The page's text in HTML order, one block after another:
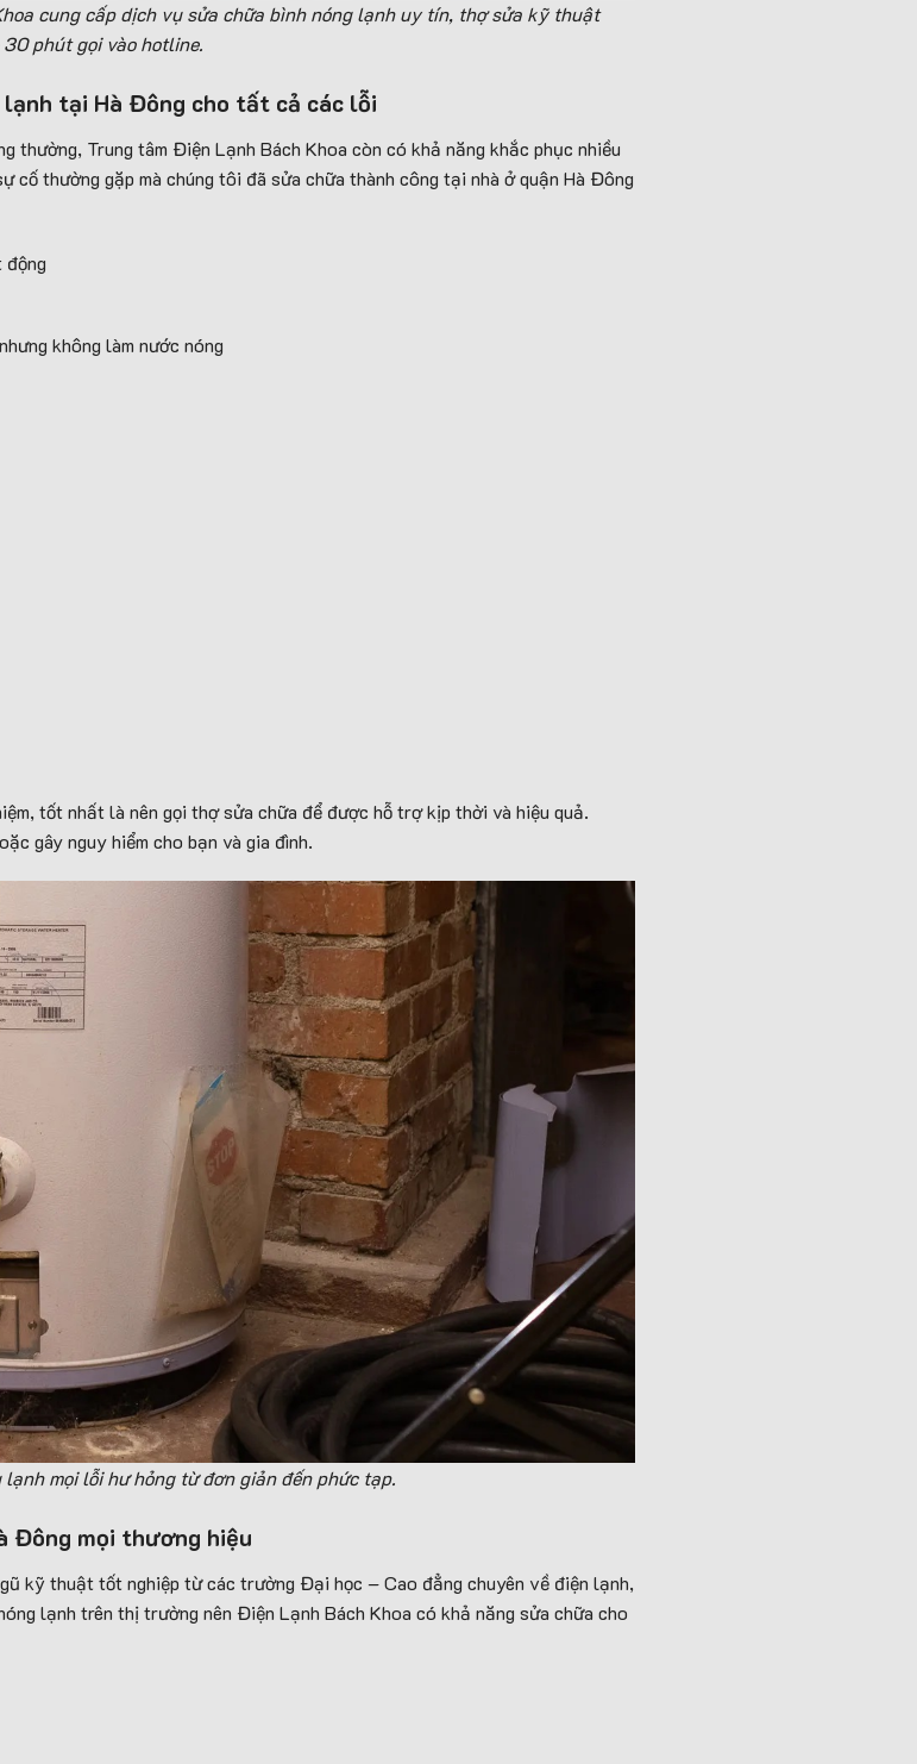
cung cấp dịch vụ sửa chữa bình nóng lạnh uy tín, thợ sửa kỹ thuật
phút gọi vào hotline.
lạnh tại Hà Đông cho tất cả các lỗi
thường, Trung tâm Điện Lạnh Bách Khoa còn có khả năng khắc phục nhiều
cố thường gặp mà chúng tôi đã sửa chữa thành công tại nhà ở quận Hà Đông
động
không làm nước nóng
tốt nhất là nên gọi thợ sửa chữa để được hỗ trợ kịp thời và hiệu quả.
gây nguy hiểm cho bạn và gia đình.
mọi lỗi hư hỏng từ đơn giản đến phức tạp.
Đông mọi thương hiệu
kỹ thuật tốt nghiệp từ các trường Đại học – Cao đẳng chuyên về điện lạnh,
lạnh trên thị trường nên Điện Lạnh Bách Khoa có khả năng sửa chữa cho